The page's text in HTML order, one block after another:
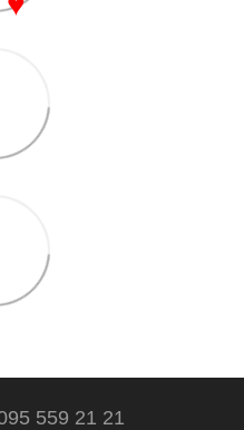
559 21 21